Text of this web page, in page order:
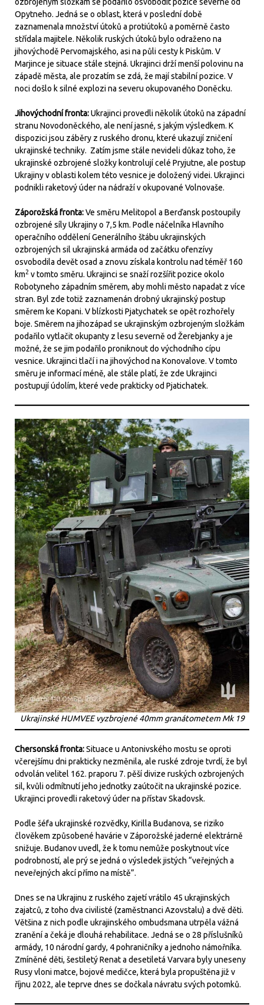
ozbrojeným složkám se podařilo osvobodit pozice severně od
Opytneho. Jedná se o oblast, která v poslední době
zaznamenala množství útoků a protiútoků a poměrně často
střídala majitele. Několik ruských útoků bylo odraženo na
jihovýchodě Pervomajského, asi na půli cesty k Piskům. V
Marjince je situace stále stejná. Ukrajinci drží menší polovinu na
západě města, ale prozatím se zdá, že mají stabilní pozice. V
noci došlo k silné explozi na severu okupovaného Doněcku.
Jihovýchodní fronta:Ukrajinci provedli několik útoků na západní
stranu Novodoněckého, ale není jasné, s jakým výsledkem. K
dispozici jsou záběry z ruského dronu, které ukazují zničení
ukrajinské techniky. Zatím jsme stále nevideli důkaz toho, že
ukrajinské ozbrojené složky kontrolují celé Pryjutne, ale postup
Ukrajiny v oblasti kolem této vesnice je doložený videi. Ukrajinci
podnikli raketový úder na nádraží v okupované Volnovaše.
Záporožská fronta:Ve směru Melitopol a Berďansk postoupily
ozbrojené síly Ukrajiny o 7,5 km. Podle náčelníka Hlavního
operačního oddělení Generálního štábu ukrajinských
ozbrojených sil ukrajinská armáda od začátku ofenzívy
osvobodila devět osad a znovu získala kontrolu nad téměř 160
km2 v tomto směru. Ukrajinci se snaží rozšířit pozice okolo
Robotyneho západním směrem, aby mohli město napadat z více
stran. Byl zde totiž zaznamenán drobný ukrajinský postup
směrem ke Kopani. V blízkosti Pjatychatek se opět rozhořely
boje. Směrem na jihozápad se ukrajinským ozbrojeným složkám
podařilo vytlačit okupanty z lesu severně od Žerebjanky a je
možné, že se jim podařilo proniknout do východního cípu
vesnice. Ukrajinci tlačí i na jihovýchod na Konovalove. V tomto
směru je informací méně, ale stále platí, že zde Ukrajinci
postupují údolím, které vede prakticky od Pjatichatek.
Ukrajinské HUMVEE vyzbrojené 40mm granátometem Mk 19
Chersonská fronta:Situace u Antonivského mostu se oproti
včerejšímu dni prakticky nezměnila, ale ruské zdroje tvrdí, že byl
odvolán velitel 162. praporu 7. pěší divize ruských ozbrojených
sil, kvůli odmítnutí jeho jednotky zaútočit na ukrajinské pozice.
Ukrajinci provedli raketový úder na přístav Skadovsk.
Podle šéfa ukrajinské rozvědky, Kirilla Budanova, se riziko
člověkem způsobené havárie v Záporožské jaderné elektrárně
snižuje. Budanov uvedl, že k tomu nemůže poskytnout více
podrobností, ale prý se jedná o výsledek jistých “veřejných a
neveřejných akcí přímo na místě”.
Dnes se na Ukrajinu z ruského zajetí vrátilo 45 ukrajinských
zajatců, z toho dva civilisté (zaměstnanci Azovstalu) a dvě děti.
Většina z nich podle ukrajinského ombudsmana utrpěla vážná
zranění a čeká je dlouhá rehabilitace. Jedná se o 28 příslušníků
armády, 10 národní gardy, 4 pohraničníky a jednoho námořníka.
Zmíněné děti, šestiletý Renat a desetiletá Varvara byly uneseny
Rusy vloni matce, bojové medičce, která byla propuštěna již v
říjnu 2022, ale teprve dnes se dočkala návratu svých potomků.